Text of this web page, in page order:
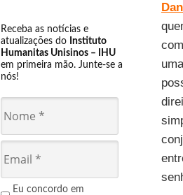
Receba as notícias e
atualizações do Instituto
Humanitas Unisinos – IHU
em primeira mão. Junte-se a
nós!
Eu concordo em